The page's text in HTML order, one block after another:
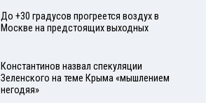
До +30 градусов прогреется воздух в
Москве на предстоящих выходных
Константинов назвал спекуляции
Зеленского на теме Крыма «мышлением
негодяя»